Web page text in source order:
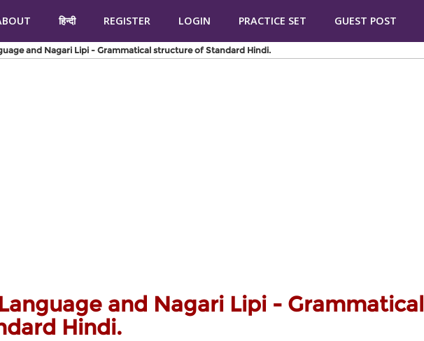
हिन्दी REGISTER LOGIN PRACTICE SET GUEST POST
and Nagari Lipi - Grammatical structure of Standard Hindi.
and Nagari Lipi - Grammatical
Hindi.